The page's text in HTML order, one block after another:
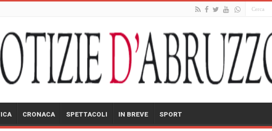
CRONACA SPETTACOLI IN BREVE SPORT